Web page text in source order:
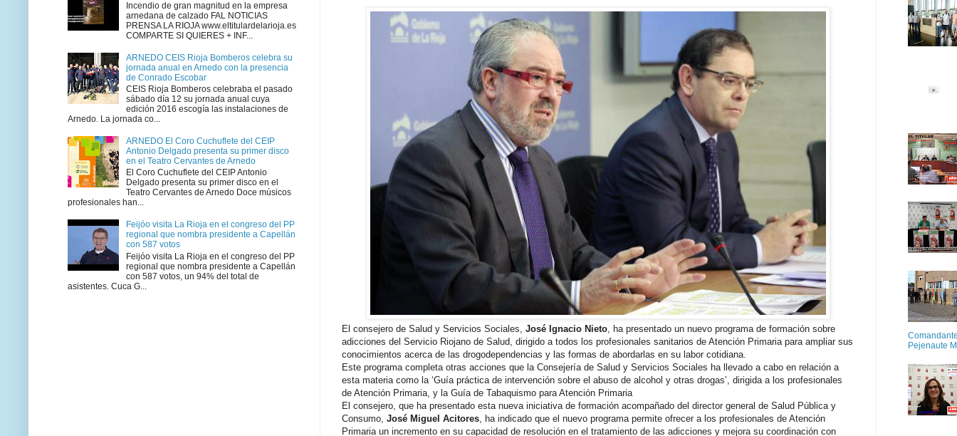
El consejero de Salud y Servicios Sociales, José Ignacio Nieto , ha presentado un nuevo programa de formación sobre
adicciones del Servicio Riojano de Salud, dirigido a todos los profesionales sanitarios de Atención Primaria para ampliar sus
conocimientos acerca de las drogodependencias y las formas de abordarlas en su labor cotidiana.
Este programa completa otras acciones que la Consejería de Salud y Servicios Sociales ha llevado a cabo en relación a
esta materia como la ‘Guía práctica de intervención sobre el abuso de alcohol y otras drogas’, dirigida a los profesionales
de Atención Primaria, y la Guía de Tabaquismo para Atención Primaria
El consejero, que ha presentado esta nueva iniciativa de formación acompañado del director general de Salud Pública y
Consumo, José Miguel Acitores , ha indicado que el nuevo programa permite ofrecer a los profesionales de Atención
Primaria un incremento en su capacidad de resolución en el tratamiento de las adicciones y mejora su coordinación con
Incendio de gran magnitud en la empresa
arnedana de calzado FAL NOTICIAS
PRENSA LA RIOJA www.eltitulardelarioja.es
COMPARTE SI QUIERES + INF...
ARNEDO CEIS Rioja Bomberos celebra su
jornada anual en Arnedo con la presencia
de Conrado Escobar
CEIS Rioja Bomberos celebraba el pasado
sábado día 12 su jornada anual cuya
edición 2016 escogía las instalaciones de
Arnedo. La jornada co...
ARNEDO El Coro Cuchuflete del CEIP
Antonio Delgado presenta su primer disco
en el Teatro Cervantes de Arnedo
El Coro Cuchuflete del CEIP Antonio
Delgado presenta su primer disco en el
Teatro Cervantes de Arnedo Doce músicos
profesionales han...
Feijóo visita La Rioja en el congreso del PP
regional que nombra presidente a Capellán
con 587 votos
Feijóo visita La Rioja en el congreso del PP
regional que nombra presidente a Capellán
con 587 votos, un 94% del total de
asistentes. Cuca G...
Pejenaute